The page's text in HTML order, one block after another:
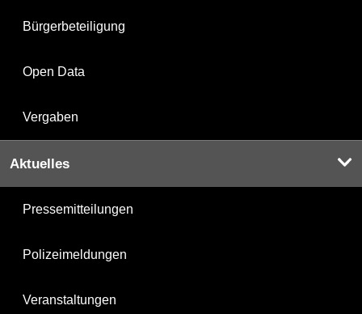
Bürgerbeteiligung
Open Data
Vergaben
Aktuelles
Pressemitteilungen
Polizeimeldungen
Veranstaltungen